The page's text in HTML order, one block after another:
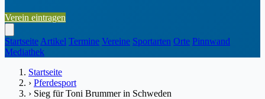
Verein eintragen
Startseite Artikel Termine Vereine Sportarten Orte Pinnwand
Mediathek
Startseite
› Pferdesport
› Sieg für Toni Brummer in Schweden